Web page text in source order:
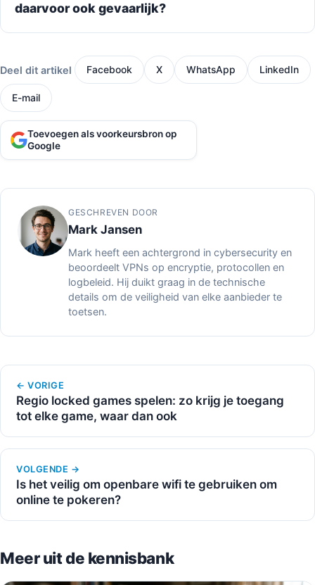
daarvoor ook gevaarlijk?
Deel dit artikel Facebook X WhatsApp LinkedIn
E-mail
Toevoegen als voorkeursbron op
Google
GESCHREVEN DOOR
Mark Jansen
Mark heeft een achtergrond in cybersecurity en
beoordeelt VPNs op encryptie, protocollen en
logbeleid. Hij duikt graag in de technische
details om de veiligheid van elke aanbieder te
toetsen.
← VORIGE
Regio locked games spelen: zo krijg je toegang
tot elke game, waar dan ook
VOLGENDE →
Is het veilig om openbare wifi te gebruiken om
online te pokeren?
Meer uit de kennisbank